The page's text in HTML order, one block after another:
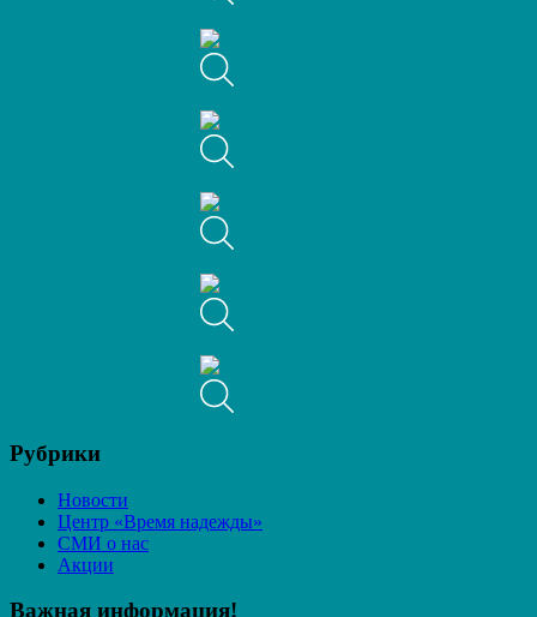
Рубрики
Новости
Центр «Время надежды»
СМИ о нас
Акции
Важная информация!